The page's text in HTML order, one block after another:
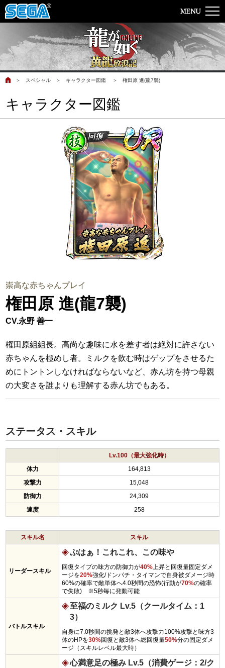
＞ スペシャル ＞ キャラクター図鑑 ＞ 権田原 進(龍7襲)
キャラクター図鑑
崇高な赤ちゃんプレイ
権田原 進(龍7襲)
CV.永野 善一
権田原組組長。高尚な趣味に水を差す者は絶対に許さない
赤ちゃんを極めし者。ミルクを飲む時はゲップをさせるた
めにトントンしなければならないなど、赤ん坊を持つ母親
の大変さを誰よりも理解する赤ん坊でもある。
ステータス・スキル
Lv.100（最大強化時）
体力
164,813
攻撃力
15,048
防御力
24,309
速度
258
スキル名 スキル
リーダースキル
ぷはぁ！これこれ、この味や
回復タイプの味方の防御力が40%上昇と回復量固定ダメ
ージを20%強化/ドンパチ・タイマンで自身被ダメージ時
60%の確率で敵単体へ4.0秒間の恐怖(行動が70%の確率
で失敗) ※5秒毎に発動可能
バトルスキル
至福のミルク Lv.5（クールタイム：1
3）
自身に7.0秒間の挑発と敵3体へ攻撃力100%攻撃と味方3
体のHPを30%回復と敵3体へ総回復量50%分の固定ダメ
ージ（スキルレベル最大時）
心満意足の極み Lv.5（消費ゲージ：2/ク